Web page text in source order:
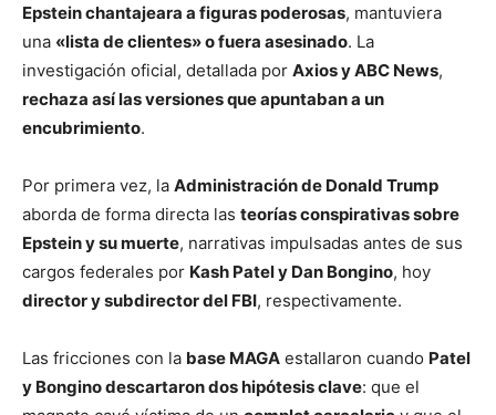
Epstein chantajeara a figuras poderosas, mantuviera
una «lista de clientes» o fuera asesinado. La
investigación oficial, detallada por Axios y ABC News,
rechaza así las versiones que apuntaban a un
encubrimiento.
Por primera vez, la Administración de Donald Trump
aborda de forma directa las teorías conspirativas sobre
Epstein y su muerte, narrativas impulsadas antes de sus
cargos federales por Kash Patel y Dan Bongino, hoy
director y subdirector del FBI, respectivamente.
Las fricciones con la base MAGA estallaron cuando Patel
y Bongino descartaron dos hipótesis clave: que el